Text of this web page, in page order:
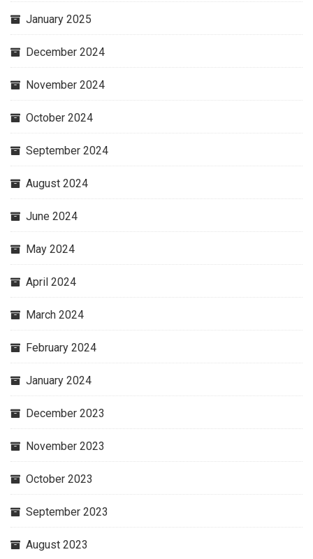
January 2025
December 2024
November 2024
October 2024
September 2024
August 2024
June 2024
May 2024
April 2024
March 2024
February 2024
January 2024
December 2023
November 2023
October 2023
September 2023
August 2023